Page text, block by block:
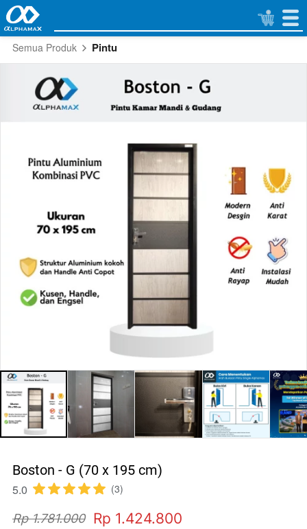
Semua Produk Pintu
Boston - G (70 x 195 cm)
5.0 (3)
Rp 1.781.000 Rp 1.424.800